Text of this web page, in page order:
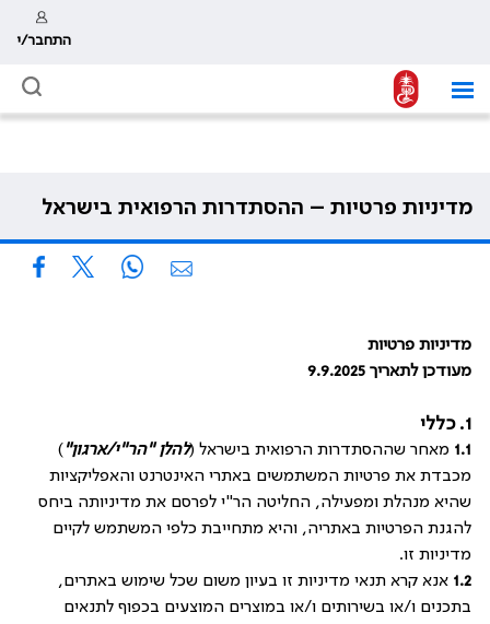
התחבר/י
מדיניות פרטיות – ההסתדרות הרפואית בישראל
מדיניות פרטיות
מעודכן לתאריך 9.9.2025
1. כללי
1.1 מאחר שההסתדרות הרפואית בישראל(להלן "הר"י/ארגון"
)
מכבדת את פרטיות המשתמשים באתרי האינטרנט והאפליקציות
שהיא מנהלת ומפעילה, החליטה הר"י לפרסם את מדיניותה ביחס
להגנת הפרטיות באתריה, והיא מתחייבת כלפי המשתמש לקיים
מדיניות זו.
1.2 אנא קרא תנאי מדיניות זו בעיון משום שכל שימוש באתרים,
בתכנים ו/או בשירותים ו/או במוצרים המוצעים בכפוף לתנאים